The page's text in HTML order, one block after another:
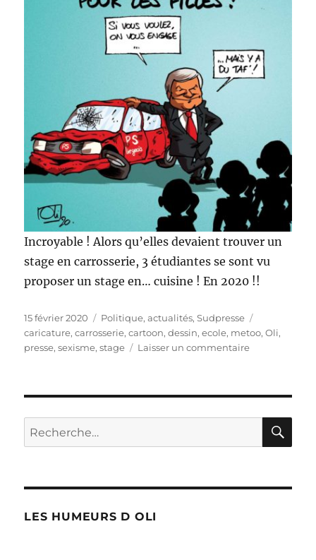
Incroyable ! Alors qu’elles devaient trouver un
stage en carrosserie, 3 étudiantes se sont vu
proposer un stage en… cuisine ! En 2020 !!
Publié
le
15 février 2020 Catégories
Politique, actualités,Sudpresse
caricature,carrosserie,cartoon,dessin,ecole, metoo,Oli,
presse,sexisme,stage Laisser un commentairesur
les
!
Recherche
pour :
LES HUMEURS D OLI